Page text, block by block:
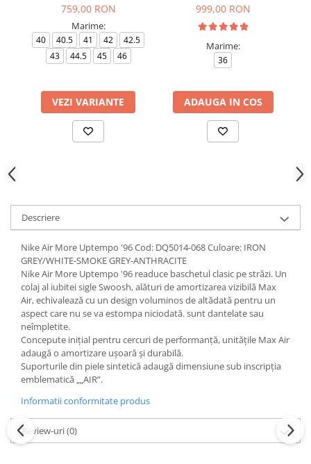
759,00 RON
Marime:
40 40.5 41 42
42.5
43
44.5 45 46
VEZI VARIANTE
999,00 RON
Marime:
36
ADAUGA IN COS
Descriere
Nike Air More Uptempo '96 Cod: DQ5014-068 Culoare: IRON
GREY/WHITE-SMOKE GREY-ANTHRACITE
Nike Air More Uptempo '96 readuce baschetul clasic pe străzi. Un
colaj al iubitei sigle Swoosh, alături de amortizarea vizibilă Max
Air, echivalează cu un design voluminos de altădată pentru un
aspect care nu se va estompa niciodată. sunt dantelate sau
neîmpletite.
Concepute inițial pentru cercuri de performanță, unitățile Max Air
adaugă o amortizare ușoară și durabilă.
Suporturile din piele sintetică adaugă dimensiune sub inscripția
emblematică „„AIR”.
Informatii conformitate produs
Review-uri(0)